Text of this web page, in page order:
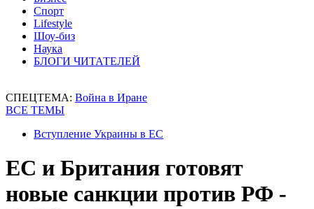
Спорт
Lifestyle
Шоу-биз
Наука
БЛОГИ ЧИТАТЕЛЕЙ
СПЕЦТЕМА: Война в Иране
ВСЕ ТЕМЫ
Вступление Украины в ЕС
ЕС и Британия готовят
новые санкции против РФ -